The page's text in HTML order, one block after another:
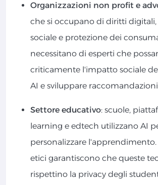
Organizzazioni non profit e
che si occupano di diritti digitali,
sociale e protezione dei
necessitano di esperti che
criticamente l'impatto sociale
AI e sviluppare
Settore educativo: scuole,
learning e edtech utilizzano AI
personalizzare l'apprendimento.
etici garantiscono che queste
rispettino la privacy degli